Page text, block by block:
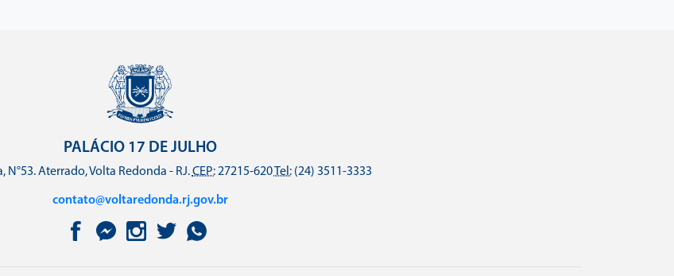
PALÁCIO 17 DE JULHO
N°53. Aterrado, Volta Redonda - RJ.CEP:27215-620Tel:(24) 3511-3333
contato@voltaredonda.rj.gov.br